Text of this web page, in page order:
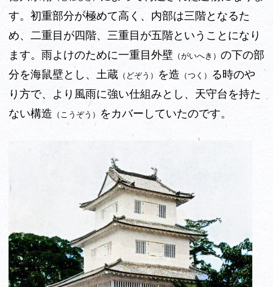
す。初重部分が極めて高く、内部は三階となるた
め、二重目が四階、三重目が五階ということになり
ます。雨よけのために一重目外壁 （がいへき） の下の部
分を海鼠壁とし、土蔵 （どぞう） を造 （つく）
る時のや
り方で、より風雨に強い仕組みとし、天守台を持た
ない構造 （こうぞう） をカバーしていたのです。